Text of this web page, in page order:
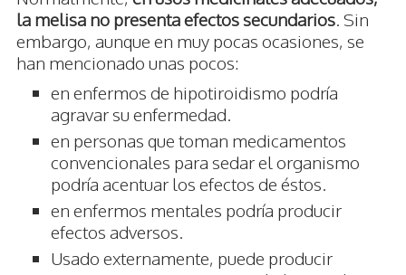
la melisa no presenta efectos secundarios . Sin
embargo, aunque en muy pocas ocasiones, se
han mencionado unas pocos:
en enfermos de hipotiroidismo podría
agravar su enfermedad.
en personas que toman medicamentos
convencionales para sedar el organismo
podría acentuar los efectos de éstos.
en enfermos mentales podría producir
efectos adversos.
Usado externamente, puede producir